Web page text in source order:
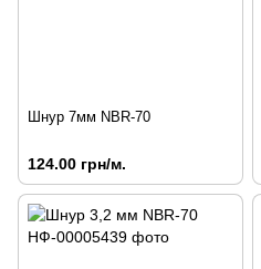
Шнур 7мм NBR-70
124.00 грн/м.